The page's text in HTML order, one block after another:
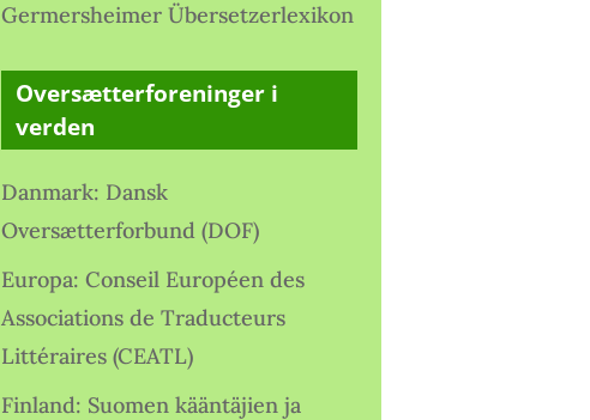
Germersheimer Übersetzerlexikon
Oversætterforeninger i
verden
Danmark: Dansk
Oversætterforbund (DOF)
Europa: Conseil Européen des
Associations de Traducteurs
Littéraires (CEATL)
Finland: Suomen kääntäjien ja